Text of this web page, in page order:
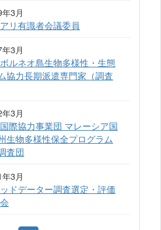
3月
リ有識者会議委員
3月
ルネオ島生物多様性・生態
協力長期派遣専門家（調査
3月
際協力事業団 マレーシア国
生物多様性保全プログラム
査団
3月
ドデーター調査選定・評価